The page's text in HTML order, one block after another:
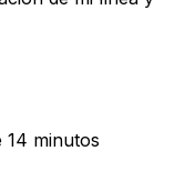
14 minutos